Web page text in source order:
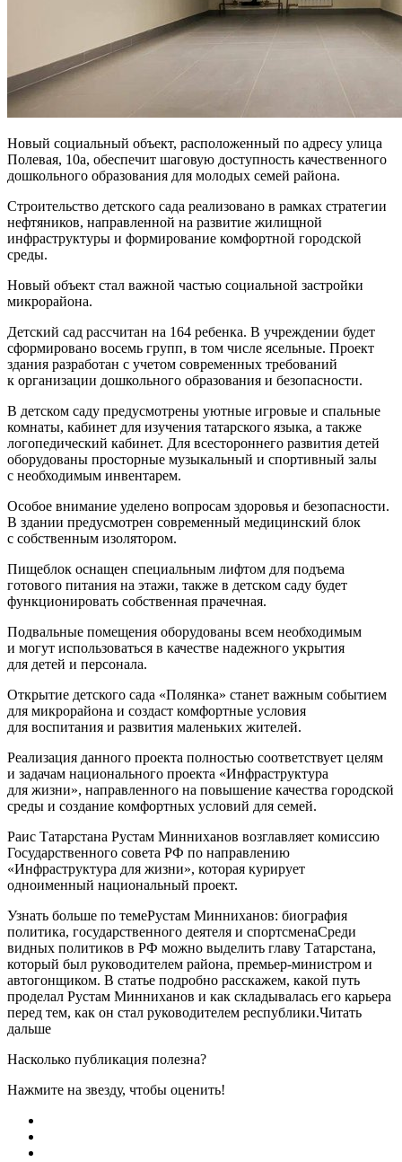
Новый социальный объект, расположенный по адресу улица
Полевая, 10а, обеспечит шаговую доступность качественного
дошкольного образования для молодых семей района.
Строительство детского сада реализовано в рамках стратегии
нефтяников, направленной на развитие жилищной
инфраструктуры и формирование комфортной городской
среды.
Новый объект стал важной частью социальной застройки
микрорайона.
Детский сад рассчитан на 164 ребенка. В учреждении будет
сформировано восемь групп, в том числе ясельные. Проект
здания разработан с учетом современных требований
к организации дошкольного образования и безопасности.
В детском саду предусмотрены уютные игровые и спальные
комнаты, кабинет для изучения татарского языка, а также
логопедический кабинет. Для всестороннего развития детей
оборудованы просторные музыкальный и спортивный залы
с необходимым инвентарем.
Особое внимание уделено вопросам здоровья и безопасности.
В здании предусмотрен современный медицинский блок
с собственным изолятором.
Пищеблок оснащен специальным лифтом для подъема
готового питания на этажи, также в детском саду будет
функционировать собственная прачечная.
Подвальные помещения оборудованы всем необходимым
и могут использоваться в качестве надежного укрытия
для детей и персонала.
Открытие детского сада «Полянка» станет важным событием
для микрорайона и создаст комфортные условия
для воспитания и развития маленьких жителей.
Реализация данного проекта полностью соответствует целям
и задачам национального проекта «Инфраструктура
для жизни», направленного на повышение качества городской
среды и создание комфортных условий для семей.
Раис Татарстана Рустам Минниханов возглавляет комиссию
Государственного совета РФ по направлению
«Инфраструктура для жизни», которая курирует
одноименный национальный проект.
Узнать больше по темеРустам Минниханов: биография
политика, государственного деятеля и спортсменаСреди
видных политиков в РФ можно выделить главу Татарстана,
который был руководителем района, премьер-министром и
автогонщиком. В статье подробно расскажем, какой путь
проделал Рустам Минниханов и как складывалась его карьера
перед тем, как он стал руководителем республики.Читать
дальше
Насколько публикация полезна?
Нажмите на звезду, чтобы оценить!